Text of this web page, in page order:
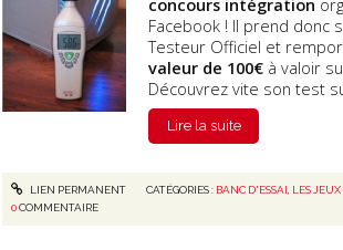
Facebook ! Il prend donc
Testeur Officiel et
valeur de 100€ à valoir
Découvrez vite son test
Lire la suite
LIEN PERMANENT CATÉGORIES : BANC D'ESSAI LES JEUX
0COMMENTAIRE